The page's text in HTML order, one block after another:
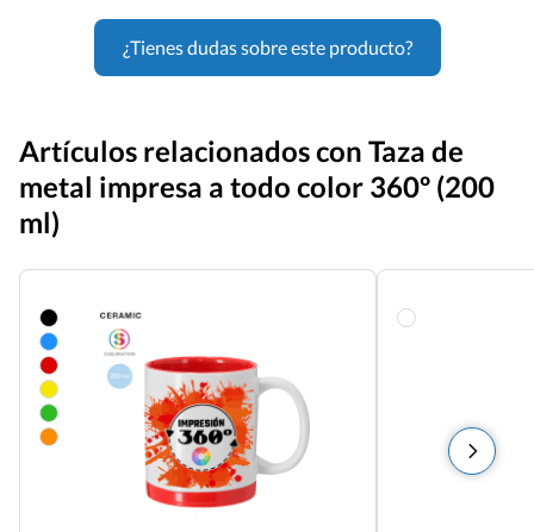
¿Tienes dudas sobre este producto?
Artículos relacionados con Taza de
metal impresa a todo color 360º (200
ml)